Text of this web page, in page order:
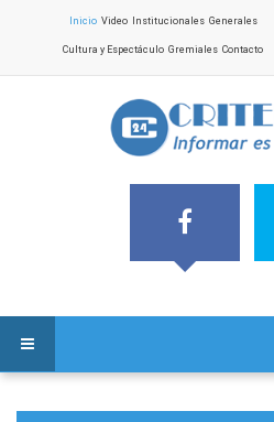
Inicio Video Institucionales Generales
Cultura y Espectáculo Gremiales Contacto